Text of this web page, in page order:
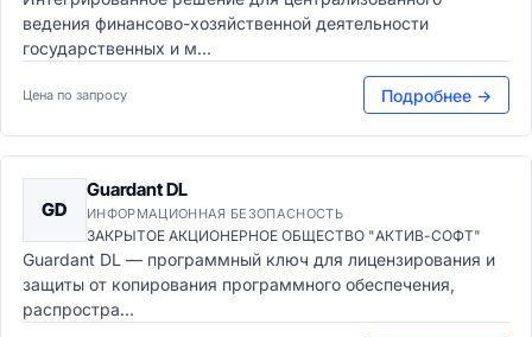
ведения финансово-хозяйственной деятельности
государственных и м...
Цена по запросу Подробнее →
GD
Guardant DL
ИНФОРМАЦИОННАЯ БЕЗОПАСНОСТЬ
ЗАКРЫТОЕ АКЦИОНЕРНОЕ ОБЩЕСТВО "АКТИВ-СОФТ"
Guardant DL — программный ключ для лицензирования и
защиты от копирования программного обеспечения,
распростра...